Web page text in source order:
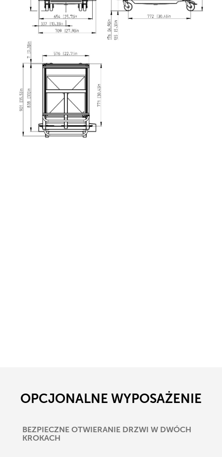
OPCJONALNE WYPOSAŻENIE
BEZPIECZNE OTWIERANIE DRZWI W DWÓCH
KROKACH